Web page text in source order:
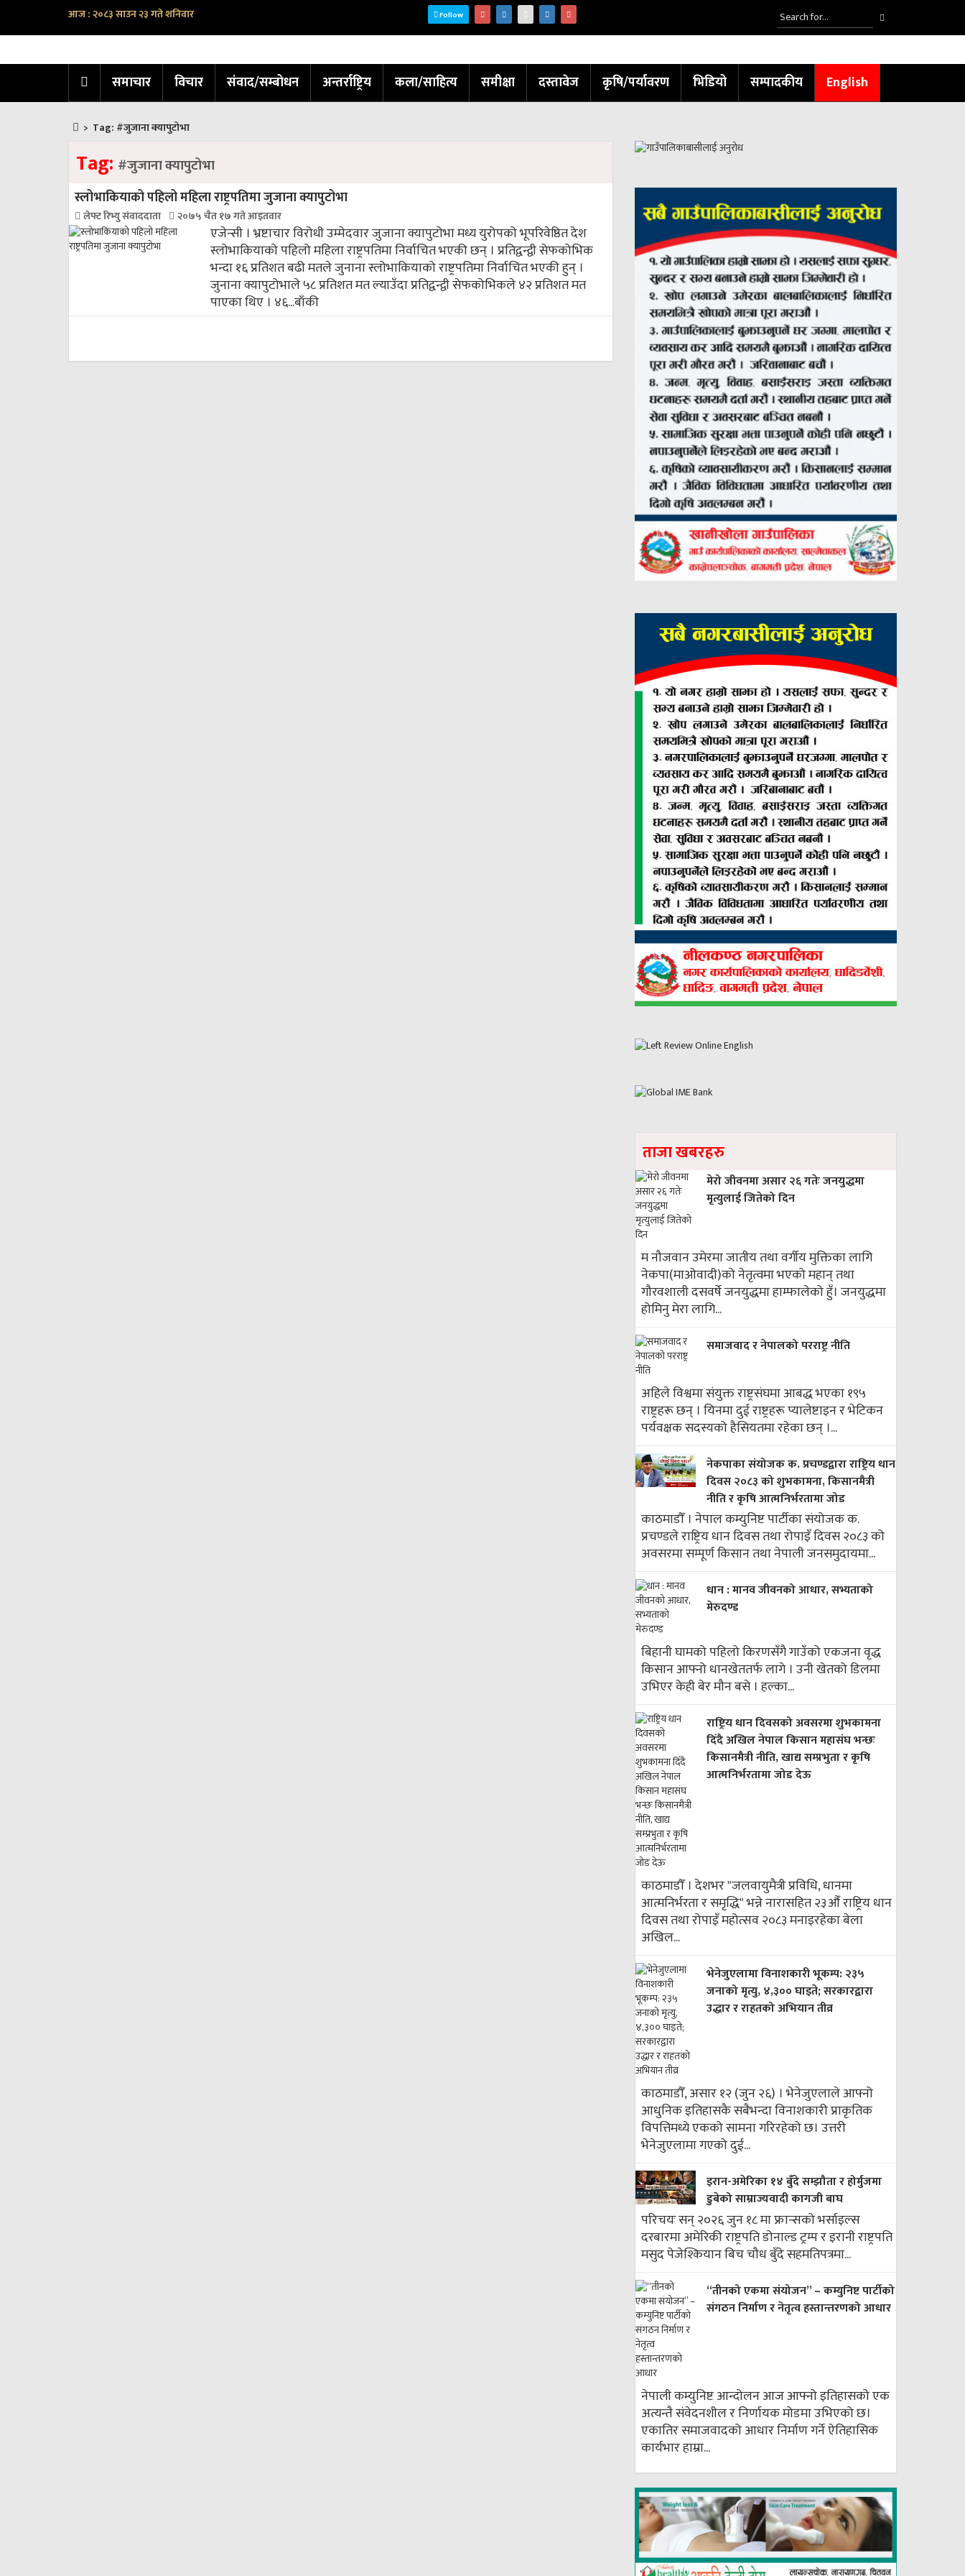
आज : २०८३ साउन २३ गते शनिवार Follow
समाचार विचार संवाद/सम्बोधन अन्तर्राष्ट्रिय कला/साहित्य समीक्षा दस्तावेज कृषि/पर्यावरण भिडियो सम्पादकीय English
> Tag: #जुजाना क्यापुटोभा
Tag: #जुजाना क्यापुटोभा
स्लोभाकियाको पहिलो महिला राष्ट्रपतिमा जुजाना क्यापुटोभा
लेफ्ट रिभ्यु संवाददाता २०७५ चैत १७ गते आइतवार
एजेन्सी । भ्रष्टाचार विरोधी उम्मेदवार जुजाना क्यापुटोभा मध्य युरोपको भूपरिवेष्ठित देश
स्लोभाकियाको पहिलो महिला राष्ट्रपतिमा निर्वाचित भएकी छन् । प्रतिद्वन्द्वी सेफकोभिक
भन्दा १६ प्रतिशत बढी मतले जुनाना स्लोभाकियाको राष्ट्रपतिमा निर्वाचित भएकी हुन् ।
जुनाना क्यापुटोभाले ५८ प्रतिशत मत ल्याउँदा प्रतिद्वन्द्वी सेफकोभिकले ४२ प्रतिशत मत
पाएका थिए । ४६...बाँकी
ताजा खबरहरु
मेरो जीवनमा असार २६ गतेः जनयुद्धमा
मृत्युलाई जितेको दिन
म नौजवान उमेरमा जातीय तथा वर्गीय मुक्तिका लागि
नेकपा(माओवादी)को नेतृत्वमा भएको महान् तथा
गौरवशाली दसवर्षे जनयुद्धमा हाम्फालेको हुँ। जनयुद्धमा
होमिनु मेरा लागि...
समाजवाद र नेपालको परराष्ट्र नीति
अहिले विश्वमा संयुक्त राष्ट्रसंघमा आबद्ध भएका १९५
राष्ट्रहरू छन् । यिनमा दुई राष्ट्रहरू प्यालेष्टाइन र भेटिकन
पर्यवक्षक सदस्यको हैसियतमा रहेका छन् ।...
नेकपाका संयोजक क. प्रचण्डद्वारा राष्ट्रिय धान
दिवस २०८३ को शुभकामना, किसानमैत्री
नीति र कृषि आत्मनिर्भरतामा जोड
काठमाडौँ । नेपाल कम्युनिष्ट पार्टीका संयोजक क.
प्रचण्डले राष्ट्रिय धान दिवस तथा रोपाइँ दिवस २०८३ को
अवसरमा सम्पूर्ण किसान तथा नेपाली जनसमुदायमा...
धान : मानव जीवनको आधार, सभ्यताको
मेरुदण्ड
बिहानी घामको पहिलो किरणसँगै गाउँको एकजना वृद्ध
किसान आफ्नो धानखेततर्फ लागे । उनी खेतको डिलमा
उभिएर केही बेर मौन बसे । हल्का...
राष्ट्रिय धान दिवसको अवसरमा शुभकामना
दिँदै अखिल नेपाल किसान महासंघ भन्छः
किसानमैत्री नीति, खाद्य सम्प्रभुता र कृषि
आत्मनिर्भरतामा जोड देऊ
काठमाडौँ । देशभर "जलवायुमैत्री प्रविधि, धानमा
आत्मनिर्भरता र समृद्धि" भन्ने नारासहित २३औँ राष्ट्रिय धान
दिवस तथा रोपाइँ महोत्सव २०८३ मनाइरहेका बेला
अखिल...
भेनेजुएलामा विनाशकारी भूकम्प: २३५
जनाको मृत्यु, ४,३०० घाइते; सरकारद्वारा
उद्धार र राहतको अभियान तीव्र
काठमाडौँ, असार १२ (जुन २६) । भेनेजुएलाले आफ्नो
आधुनिक इतिहासकै सबैभन्दा विनाशकारी प्राकृतिक
विपत्तिमध्ये एकको सामना गरिरहेको छ। उत्तरी
भेनेजुएलामा गएको दुई...
इरान-अमेरिका १४ बुँदे सम्झौता र होर्मुजमा
डुबेको साम्राज्यवादी कागजी बाघ
परिचयः सन् २०२६ जुन १८ मा फ्रान्सको भर्साइल्स
दरबारमा अमेरिकी राष्ट्रपति डोनाल्ड ट्रम्प र इरानी राष्ट्रपति
मसुद पेजेश्कियान बिच चौध बुँदे सहमतिपत्रमा...
“तीनको एकमा संयोजन” – कम्युनिष्ट पार्टीको
संगठन निर्माण र नेतृत्व हस्तान्तरणको आधार
नेपाली कम्युनिष्ट आन्दोलन आज आफ्नो इतिहासको एक
अत्यन्तै संवेदनशील र निर्णायक मोडमा उभिएको छ।
एकातिर समाजवादको आधार निर्माण गर्ने ऐतिहासिक
कार्यभार हाम्रा...